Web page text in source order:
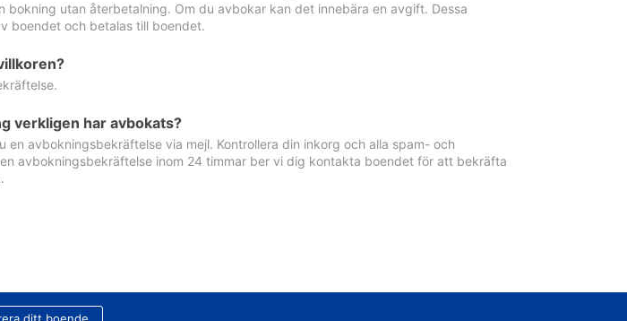
bokning utan återbetalning. Om du avbokar kan det innebära en avgift. Dessa
boendet och betalas till boendet.
verkligen har avbokats?
en avbokningsbekräftelse via mejl. Kontrollera din inkorg och alla spam- och
avbokningsbekräftelse inom 24 timmar ber vi dig kontakta boendet för att bekräfta